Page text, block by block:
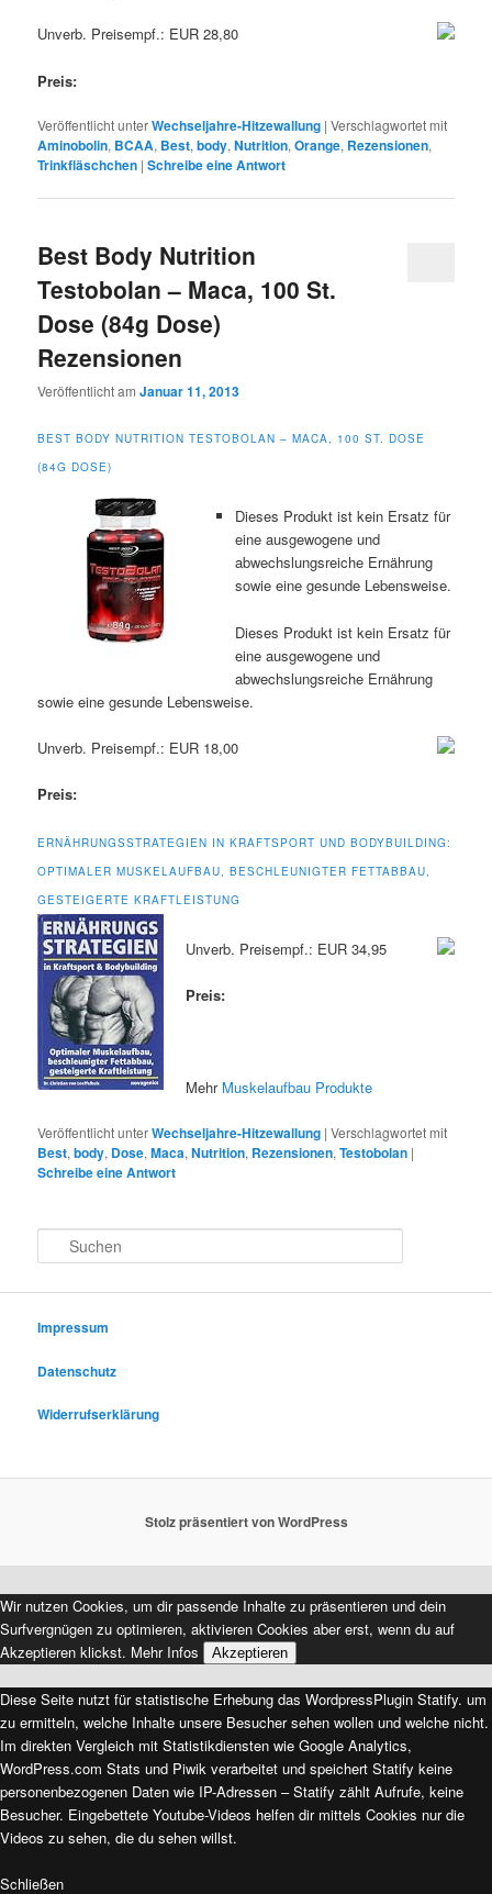
Unverb. Preisempf.: EUR 28,80
Preis:
Veröffentlicht unterWechseljahre-Hitzewallung |Verschlagwortet mit
Aminobolin, BCAA, Best,body,Nutrition,Orange, Rezensionen,
Trinkfläschchen |Schreibe eine Antwort
Best Body Nutrition
Testobolan – Maca, 100 St.
Dose (84g Dose)
Rezensionen
Veröffentlicht amJanuar 11, 2013
BEST BODY NUTRITION TESTOBOLAN – MACA, 100 ST. DOSE
(84G DOSE)
Dieses Produkt ist kein Ersatz für
eine ausgewogene und
abwechslungsreiche Ernährung
sowie eine gesunde Lebensweise.
Dieses Produkt ist kein Ersatz für
eine ausgewogene und
abwechslungsreiche Ernährung
sowie eine gesunde Lebensweise.
Unverb. Preisempf.: EUR 18,00
Preis:
ERNÄHRUNGSSTRATEGIEN IN KRAFTSPORT UND BODYBUILDING:
OPTIMALER MUSKELAUFBAU, BESCHLEUNIGTER FETTABBAU,
GESTEIGERTE KRAFTLEISTUNG
Unverb. Preisempf.: EUR 34,95
Preis:
Mehr Muskelaufbau Produkte
Veröffentlicht unterWechseljahre-Hitzewallung |Verschlagwortet mit
Best,body, Dose,Maca,Nutrition, Rezensionen,Testobolan |
Schreibe eine Antwort
u
e
Impressum
Datenschutz
Widerrufserklärung
Stolz präsentiert von WordPress
Wir nutzen Cookies, um dir passende Inhalte zu präsentieren und dein
Surfvergnügen zu optimieren, aktivieren Cookies aber erst, wenn du auf
Akzeptieren klickst. Mehr Infos Akzeptieren
Diese Seite nutzt für statistische Erhebung das WordpressPlugin Statify. um
zu ermitteln, welche Inhalte unsere Besucher sehen wollen und welche nicht.
Im direkten Vergleich mit Statistikdiensten wie Google Analytics,
WordPress.com Stats und Piwik verarbeitet und speichert Statify keine
personenbezogenen Daten wie IP-Adressen – Statify zählt Aufrufe, keine
Besucher. Eingebettete Youtube-Videos helfen dir mittels Cookies nur die
Videos zu sehen, die du sehen willst.
Schließen